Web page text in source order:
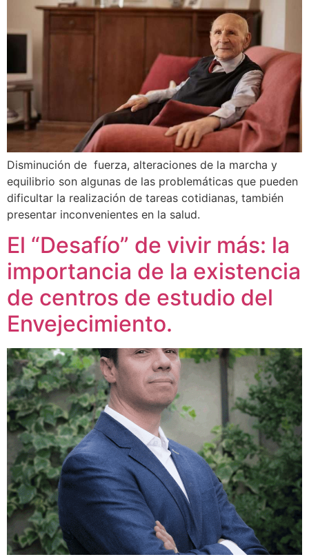
Disminución de fuerza, alteraciones de la marcha y
equilibrio son algunas de las problemáticas que pueden
dificultar la realización de tareas cotidianas, también
presentar inconvenientes en la salud.
El “Desafío” de vivir más: la
importancia de la existencia
de centros de estudio del
Envejecimiento.